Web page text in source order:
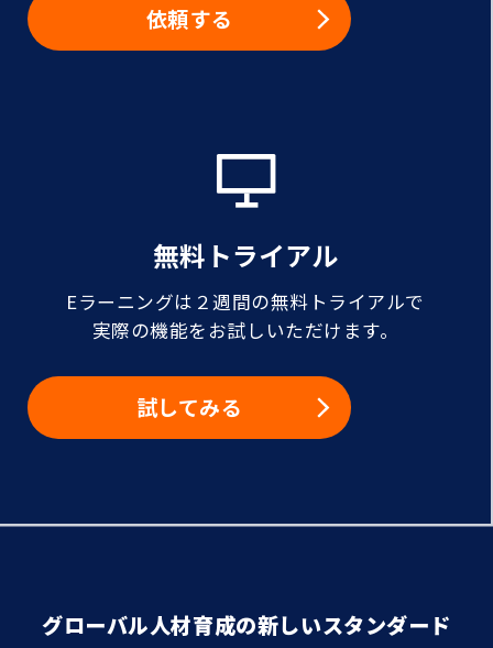
依頼する
無料トライアル
Eラーニングは２週間の無料トライアルで
実際の機能をお試しいただけます。
試してみる
グローバル人材育成の新しいスタンダード